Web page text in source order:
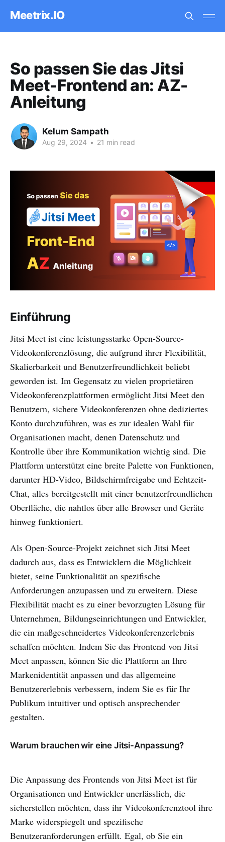
Meetrix.IO
So passen Sie das Jitsi
Meet-Frontend an: AZ-
Anleitung
Kelum Sampath
Aug 29, 2024 • 21 min read
Einführung
Jitsi Meet ist eine leistungsstarke Open-Source-
Videokonferenzlösung, die aufgrund ihrer Flexibilität,
Skalierbarkeit und Benutzerfreundlichkeit beliebt
geworden ist. Im Gegensatz zu vielen proprietären
Videokonferenzplattformen ermöglicht Jitsi Meet den
Benutzern, sichere Videokonferenzen ohne dediziertes
Konto durchzuführen, was es zur idealen Wahl für
Organisationen macht, denen Datenschutz und
Kontrolle über ihre Kommunikation wichtig sind. Die
Plattform unterstützt eine breite Palette von Funktionen,
darunter HD-Video, Bildschirmfreigabe und Echtzeit-
Chat, alles bereitgestellt mit einer benutzerfreundlichen
Oberfläche, die nahtlos über alle Browser und Geräte
hinweg funktioniert.
Als Open-Source-Projekt zeichnet sich Jitsi Meet
dadurch aus, dass es Entwicklern die Möglichkeit
bietet, seine Funktionalität an spezifische
Anforderungen anzupassen und zu erweitern. Diese
Flexibilität macht es zu einer bevorzugten Lösung für
Unternehmen, Bildungseinrichtungen und Entwickler,
die ein maßgeschneidertes Videokonferenzerlebnis
schaffen möchten. Indem Sie das Frontend von Jitsi
Meet anpassen, können Sie die Plattform an Ihre
Markenidentität anpassen und das allgemeine
Benutzererlebnis verbessern, indem Sie es für Ihr
Publikum intuitiver und optisch ansprechender
gestalten.
Warum brauchen wir eine Jitsi-Anpassung?
Die Anpassung des Frontends von Jitsi Meet ist für
Organisationen und Entwickler unerlässlich, die
sicherstellen möchten, dass ihr Videokonferenztool ihre
Marke widerspiegelt und spezifische
Benutzeranforderungen erfüllt. Egal, ob Sie ein